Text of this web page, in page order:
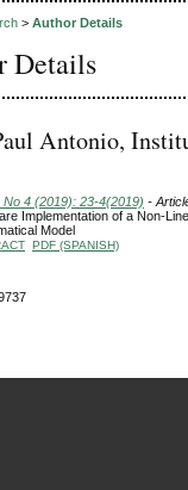
> Author Details
Details
Antonio,
No 4 (2019): 23-4(2019) -
Implementation of a Non-
Model
PDF (SPANISH)